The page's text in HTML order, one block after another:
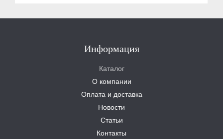
Информация
Каталог
О компании
Оплата и доставка
Новости
Статьи
Контакты